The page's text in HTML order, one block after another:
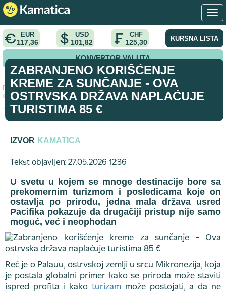
EUR
117,36
USD
101,82
CHF
125,30 KURSNA LISTA
KONVERTOR VALUTA
Početna > vest >
Zabranjeno korišćenje kreme za sunčanje - Ova
ostrvska država naplaćuje turistima 85 €
ZABRANJENO KORIŠĆENJE
KREME ZA SUNČANJE - OVA
OSTRVSKA DRŽAVA NAPLAĆUJE
TURISTIMA 85 €
IZVOR KAMATICA
Tekst objavljen: 27.05.2026 12:36
U svetu u kojem se mnoge destinacije bore sa
prekomernim turizmom i posledicama koje on
ostavlja po prirodu, jedna mala država usred
Pacifika pokazuje da drugačiji pristup nije samo
moguć, već i neophodan
Reč je o Palauu, ostrvskoj zemlji u srcu Mikronezija, koja
je postala globalni primer kako se priroda može staviti
ispred profita i kakoturizam može postojati, a da ne